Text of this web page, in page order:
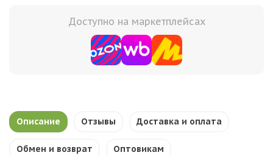
Доступно на маркетплейсах
Описание Отзывы Доставка и оплата
Обмен и возврат Оптовикам